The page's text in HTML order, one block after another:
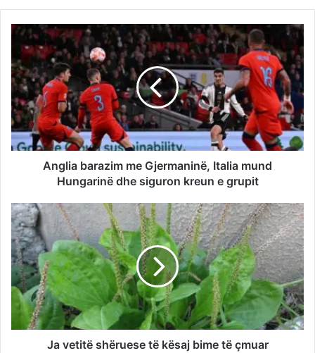
Anglia barazim me Gjermaninë, Italia mund
Hungarinë dhe siguron kreun e grupit
Ja vetitë shëruese të kësaj bime të çmuar